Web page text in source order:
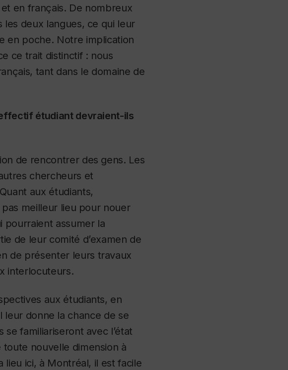
en français. De nombreux
les deux langues, ce qui leur
en poche. Notre implication
ce trait distinctif : nous
tant dans le domaine de
étudiant devraient-ils
de rencontrer des gens. Les
chercheurs et
aux étudiants,
meilleur lieu pour nouer
pourraient assumer la
de leur comité d’examen de
de présenter leurs travaux
interlocuteurs.
aux étudiants, en
leur donne la chance de se
familiariseront avec l’état
nouvelle dimension à
ici, à Montréal, il est facile